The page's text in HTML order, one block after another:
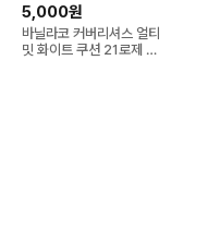
5,000원
바닐라코 커버리셔스 얼티
밋 화이트 쿠션 21로제 리